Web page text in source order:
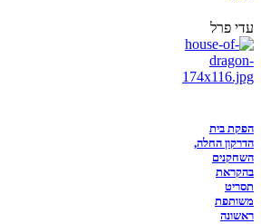
עדי פרל
הפקת בית
הדרקון החלה,
השחקנים
בהקראת
תסריט
משותפת
ראשונה